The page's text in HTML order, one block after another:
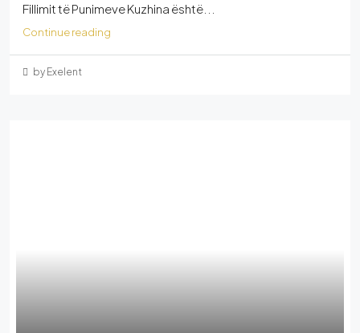
Fillimit të Punimeve Kuzhina është...
Continue reading
by Exelent